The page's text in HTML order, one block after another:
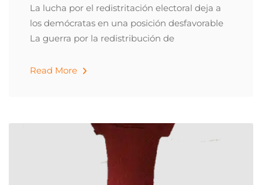
La lucha por el redistritación electoral deja a
los demócratas en una posición desfavorable
La guerra por la redistribución de
Read More